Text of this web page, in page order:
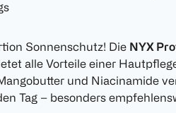
Sonnenschutz! Die NYX
alle Vorteile einer
und Niacinamide
Tag – besonders